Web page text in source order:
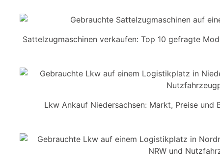
Sattelzugmaschinen verkaufen: Top 10 gefragte
Lkw Ankauf Niedersachsen: Markt, Preise